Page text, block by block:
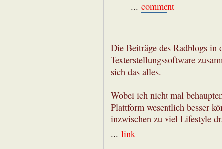
... comment
Die Beiträge des Radblogs in
Texterstellungssoftware
sich das alles.
Wobei ich nicht mal
Plattform wesentlich besser
inzwischen zu viel Lifestyle
... link